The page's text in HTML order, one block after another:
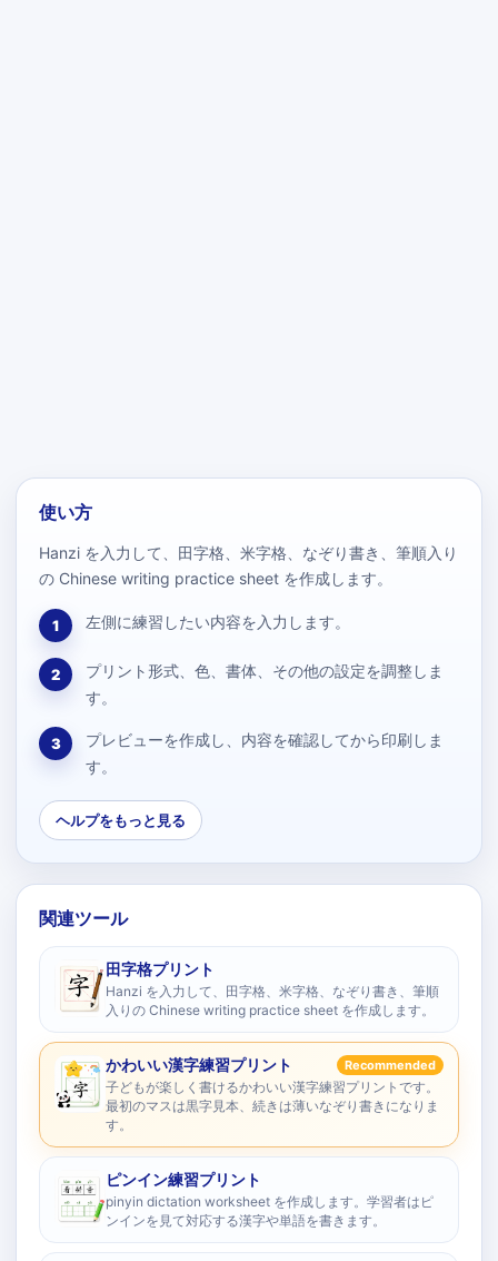
使い方
Hanzi を入力して、田字格、米字格、なぞり書き、筆順入り
の Chinese writing practice sheet を作成します。
1 左側に練習したい内容を入力します。
2
プリント形式、色、書体、その他の設定を調整しま
す。
3
プレビューを作成し、内容を確認してから印刷しま
す。
ヘルプをもっと見る
関連ツール
田字格プリント
Hanzi を入力して、田字格、米字格、なぞり書き、筆順
入りの Chinese writing practice sheet を作成します。
かわいい漢字練習プリント Recommended
子どもが楽しく書けるかわいい漢字練習プリントです。
最初のマスは黒字見本、続きは薄いなぞり書きになりま
す。
ピンイン練習プリント
pinyin dictation worksheet を作成します。学習者はピ
ンインを見て対応する漢字や単語を書きます。